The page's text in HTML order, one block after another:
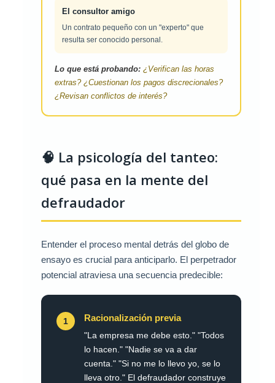
El consultor amigo
Un contrato pequeño con un "experto" que
resulta ser conocido personal.
Lo que está probando: ¿Verifican las horas
extras? ¿Cuestionan los pagos discrecionales?
¿Revisan conflictos de interés?
🧠 La psicología del tanteo:
qué pasa en la mente del
defraudador
Entender el proceso mental detrás del globo de
ensayo es crucial para anticiparlo. El perpetrador
potencial atraviesa una secuencia predecible:
1 Racionalización previa
"La empresa me debe esto." "Todos
lo hacen." "Nadie se va a dar
cuenta." "Si no me lo llevo yo, se lo
lleva otro." El defraudador construye